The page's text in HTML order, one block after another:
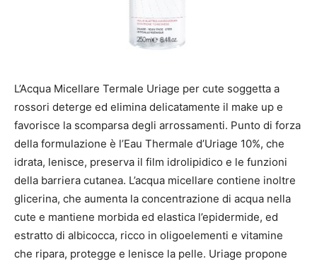
L’Acqua Micellare Termale Uriage per cute soggetta a
rossori deterge ed elimina delicatamente il make up e
favorisce la scomparsa degli arrossamenti. Punto di forza
della formulazione è l’Eau Thermale d’Uriage 10%, che
idrata, lenisce, preserva il film idrolipidico e le funzioni
della barriera cutanea. L’acqua micellare contiene inoltre
glicerina, che aumenta la concentrazione di acqua nella
cute e mantiene morbida ed elastica l’epidermide, ed
estratto di albicocca, ricco in oligoelementi e vitamine
che ripara, protegge e lenisce la pelle. Uriage propone